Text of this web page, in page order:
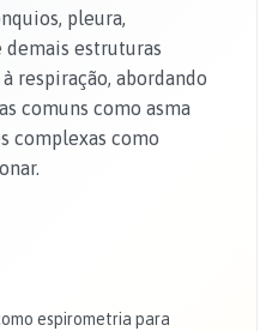
pleura,
demais estruturas
respiração, abordando
comuns como asma
complexas como
espirometria para